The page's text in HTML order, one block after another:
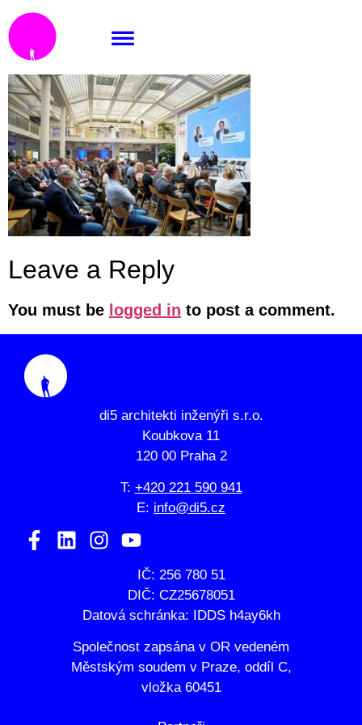
_DSF9763
Leave a Reply
You must be logged in to post a comment.
di5 architekti inženýři s.r.o.
Koubkova 11
120 00 Praha 2
T: +420 221 590 941
E: info@di5.cz
IČ: 256 780 51
DIČ: CZ25678051
Datová schránka: IDDS h4ay6kh
Společnost zapsána v OR vedeném
Městským soudem v Praze, oddíl C,
vložka 60451